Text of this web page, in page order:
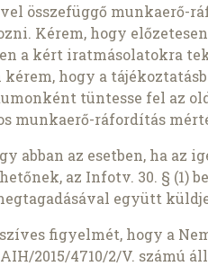
összefüggő munkaerő-
Kérem, hogy
a kért iratmásolatokra
kérem, hogy a
tüntesse fel az
munkaerő-ráfordítás
abban az esetben, ha
az Infotv. 30. § (1)
együtt
figyelmét, hogy a
2015/4710/2/V. számú